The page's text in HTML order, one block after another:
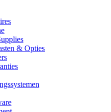
& Opties